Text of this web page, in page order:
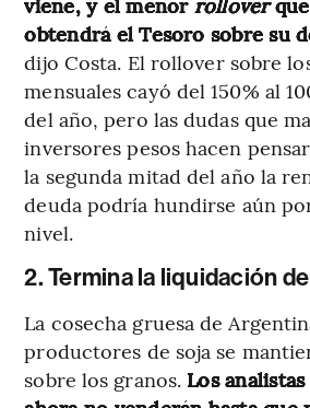
obtendrá el Tesoro sobre su
dijo Costa. El rollover sobre
mensuales cayó del 150% al
del año, pero las dudas que
inversores pesos hacen
la segunda mitad del año la
deuda podría hundirse aún
nivel.
2. Termina la liquidación
La cosecha gruesa de
productores de soja se
sobre los granos. Los